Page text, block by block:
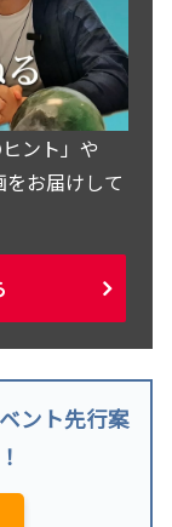
ント」や
をお届けして
ント先行案